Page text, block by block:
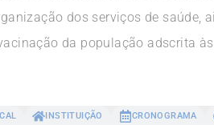
dos serviços de saúde,
da população adscrita
INSTITUIÇÃO CRONOGRAMA